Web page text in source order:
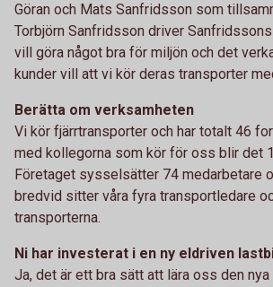
Göran och Mats Sanfridsson som
Torbjörn Sanfridsson driver
vill göra något bra för miljön och det
kunder vill att vi kör deras transporter
Berätta om verksamheten
Vi kör fjärrtransporter och har totalt 46
med kollegorna som kör för oss blir det
Företaget sysselsätter 74 medarbetare
bredvid sitter våra fyra transportledare
transporterna.
Ni har investerat i en ny eldriven
Ja, det är ett bra sätt att lära oss den